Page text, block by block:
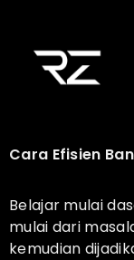
Cara Efisien
Belajar mulai
mulai dari
kemudian